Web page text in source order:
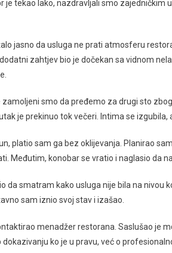
je tekao lako, nazdravljali smo
jasno da usluga ne prati atmosferu
zahtjev bio je dočekan sa vidnom
zamoljeni smo da pređemo za drugi sto
je prekinuo tok večeri. Intima se izgubila,
platio sam ga bez oklijevanja. Planirao
Međutim, konobar se vratio i naglasio da
da smatram kako usluga nije bila na nivou
sam iznio svoj stav i izašao.
menadžer restorana. Saslušao je
ko je u pravu, već o